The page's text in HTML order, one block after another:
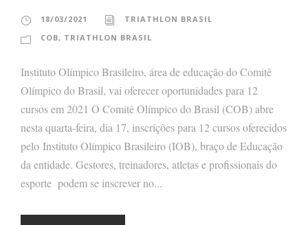
18/03/2021
TRIATHLON BRASIL
COB, TRIATHLON BRASIL
Instituto Olímpico Brasileiro, área de educação do Comitê
Olímpico do Brasil, vai oferecer oportunidades para 12
cursos em 2021 O Comitê Olímpico do Brasil (COB) abre
nesta quarta-feira, dia 17, inscrições para 12 cursos oferecidos
pelo Instituto Olímpico Brasileiro (IOB), braço de Educação
da entidade. Gestores, treinadores, atletas e profissionais do
esporte podem se inscrever no...